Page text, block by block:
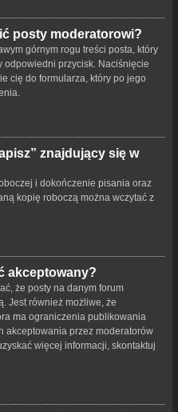
posty moderatorowi?
górnym rogu treści posta, który
odpowiedni przycisk. Naciśnięcie
cię do formularza, który po jego
znajdujący się w
i dokończenie pisania oraz
kopię roboczą można wczytać z
akceptowany?
że posty na danym forum
Jest również możliwe, że
ma ograniczenia publikowania
akceptowania przez moderatorów
więcej informacji, skontaktuj